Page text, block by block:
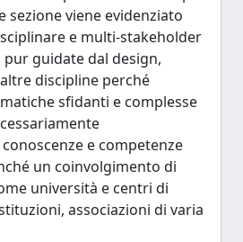
sezione viene evidenziato
e multi-stakeholder
guidate dal design,
discipline perché
sfidanti e complesse
e competenze
un coinvolgimento di
università e centri di
associazioni di varia